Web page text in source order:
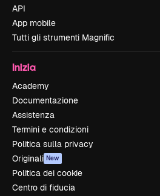
API
App mobile
Tutti gli strumenti Magnific
Inizia
Academy
Documentazione
Assistenza
Termini e condizioni
Politica sulla privacy
Originali New
Politica dei cookie
Centro di fiducia